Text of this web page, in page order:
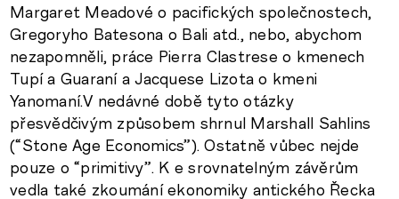
Margaret Meadové o pacifických společnostech,
Gregoryho Batesona o Bali atd., nebo, abychom
nezapomněli, práce Pierra Clastrese o kmenech
Tupí a Guaraní a Jacquese Lizota o kmeni
Yanomaní.V nedávné době tyto otázky
přesvědčivým způsobem shrnul Marshall Sahlins
(“Stone Age Economics”). Ostatně vůbec nejde
pouze o “primitivy”. K e srovnatelným závěrům
vedla také zkoumání ekonomiky antického Řecka